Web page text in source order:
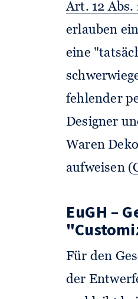
Art. 12
erlauben
eine
fehlender
Designer
Waren
aufweisen (
EuGH –
Für den
der